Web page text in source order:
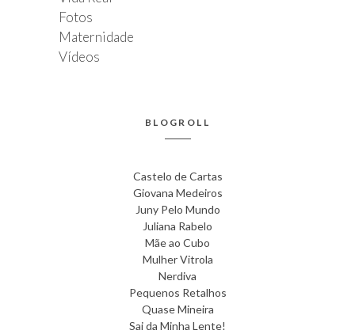
Fotos
Maternidade
Vídeos
BLOGROLL
Castelo de Cartas
Giovana Medeiros
Juny Pelo Mundo
Juliana Rabelo
Mãe ao Cubo
Mulher Vitrola
Nerdiva
Pequenos Retalhos
Quase Mineira
Sai da Minha Lente!